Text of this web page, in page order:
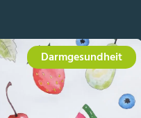
Darmgesundheit